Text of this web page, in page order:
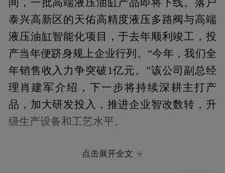
间，一批高端液压油缸产品即将下线。落户
泰兴高新区的天佑高精度液压多路阀与高端
液压油缸智能化项目，于去年顺利竣工，投
产当年便跻身规上企业行列。“今年，我们全
年销售收入力争突破1亿元。”该公司副总经
理肖建军介绍，下一步将持续深耕主打产
品，加大研发投入，推进企业智改数转，升
级生产设备和工艺水平。
点击展开全文